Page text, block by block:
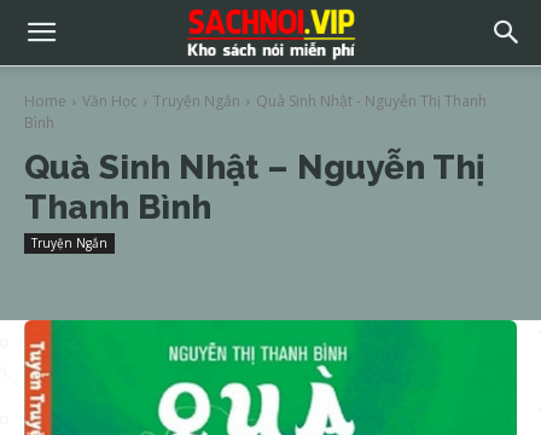
Home Văn Học Truyện Ngắn
Quà Sinh Nhật - Nguyễn Thị Thanh
Bình
Quà Sinh Nhật – Nguyễn Thị
Thanh Bình
Truyện Ngắn